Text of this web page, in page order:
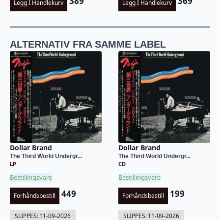
Legg I Handlekurv Legg I Handlekurv
ALTERNATIV FRA SAMME LABEL
Dollar Brand
The Third World Undergr...
LP
Bestillingsvare
Forhåndsbestill 449
SLIPPES:11-09-2026
Dollar Brand
The Third World Undergr...
CD
Bestillingsvare
Forhåndsbestill 199
SLIPPES:11-09-2026